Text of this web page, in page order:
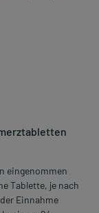
eingenommen
Tablette, je nach
Einnahme